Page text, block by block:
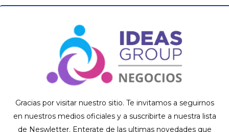
Gracias por visitar nuestro sitio. Te invitamos a seguirnos
en nuestros medios oficiales y a suscribirte a nuestra lista
de Neswletter. Enterate de las ultimas novedades que